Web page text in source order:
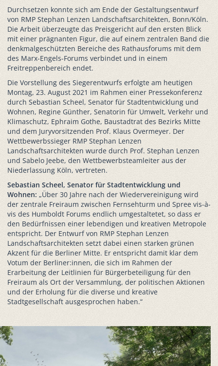
Durchsetzen konnte sich am Ende der Gestaltungsentwurf
von RMP Stephan Lenzen Landschaftsarchitekten, Bonn/Köln.
Die Arbeit überzeugte das Preisgericht auf den ersten Blick
mit einer prägnanten Figur, die auf einem zentralen Band die
denkmalgeschützten Bereiche des Rathausforums mit dem
des Marx-Engels-Forums verbindet und in einem
Freitreppenbereich endet.
Die Vorstellung des Siegerentwurfs erfolgte am heutigen
Montag, 23. August 2021 im Rahmen einer Pressekonferenz
durch Sebastian Scheel, Senator für Stadtentwicklung und
Wohnen, Regine Günther, Senatorin für Umwelt, Verkehr und
Klimaschutz, Ephraim Gothe, Baustadtrat des Bezirks Mitte
und dem Juryvorsitzenden Prof. Klaus Overmeyer. Der
Wettbewerbssieger RMP Stephan Lenzen
Landschaftsarchitekten wurde durch Prof. Stephan Lenzen
und Sabelo Jeebe, den Wettbewerbsteamleiter aus der
Niederlassung Köln, vertreten.
Sebastian Scheel, Senator für Stadtentwicklung und
Wohnen: „Über 30 Jahre nach der Wiedervereinigung wird
der zentrale Freiraum zwischen Fernsehturm und Spree vis-à-
vis des Humboldt Forums endlich umgestaltetet, so dass er
den Bedürfnissen einer lebendigen und kreativen Metropole
entspricht. Der Entwurf von RMP Stephan Lenzen
Landschaftsarchitekten setzt dabei einen starken grünen
Akzent für die Berliner Mitte. Er entspricht damit klar dem
Votum der Berliner:innen, die sich im Rahmen der
Erarbeitung der Leitlinien für Bürgerbeteiligung für den
Freiraum als Ort der Versammlung, der politischen Aktionen
und der Erholung für die diverse und kreative
Stadtgesellschaft ausgesprochen haben.“